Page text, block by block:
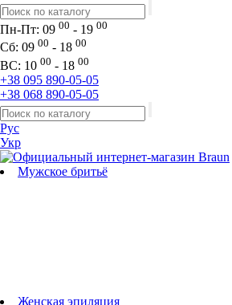
Пн-Пт: 09 00 - 19 00
Сб: 09 00 - 18 00
ВС: 10 00 - 18 00
+38 095 890-05-05
+38 068 890-05-05
Рус
Укр
Мужское бритьё
Женская эпиляция